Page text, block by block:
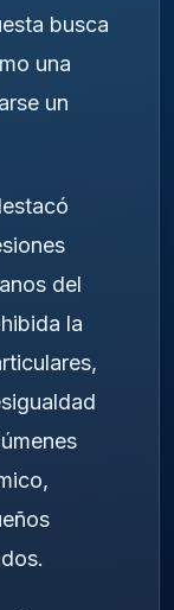
busca
una
un
del
la